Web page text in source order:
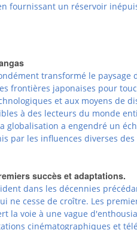
fournissant un réservoir
transformé le paysage
frontières japonaises pour
et aux moyens de
à des lecteurs du monde
globalisation a engendré un
par les influences diverses
succès et adaptations.
dans les décennies
ne cesse de croître. Les
la voie à une vague
cinématographiques et